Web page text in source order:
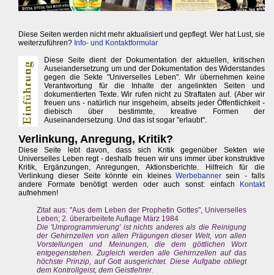
Diese Seiten werden nicht mehr aktualisiert und gepflegt. Wer hat Lust, sie
weiterzuführen? Info- und Kontaktformular
Diese Seite dient der Dokumentation der aktuellen, kritischen
Auseiandersetzung um und der Dokumentation des Widerstandes
gegen die Sekte "Universelles Leben". Wir übernehmen keine
Verantwortung für die Inhalte der angelinkten Seiten und
dokumentierten Texte. Wir rufen nicht zu Straftaten auf. (Aber wir
freuen uns - natürlich nur insgeheim, abseits jeder Öffentlichkeit -
diebisch über bestimmte, kreative Formen der
Auseinandersetzung. Und das ist sogar "erlaubt".
Verlinkung, Anregung, Kritik?
Diese Seite lebt davon, dass sich Kritik gegenüber Sekten wie
Universelles Leben regt - deshalb freuen wir uns immer über konstruktive
Kritik, Ergänzungen, Anregungen, Aktionsberichte. Hilfreich für die
Verlinkung dieser Seite könnte ein kleinesWerbebanner sein - falls
andere Formate benötigt werden oder auch sonst: einfach Kontakt
aufnehmen!
Zitat aus: "Aus dem Leben der Prophetin Gottes", Universelles
Leben; 2. überarbeitete Auflage März 1984
Die 'Umprogrammierung' ist nichts anderes als die Reinigung
der Gehirnzellen von allen Prägungen dieser Welt, von allen
Vorstellungen und Meinungen, die dem göttlichen Wort
entgegenstehen. Zugleich werden alle Gehirnzellen auf das
höchste Prinzip, auf Gott ausgerichtet. Diese Aufgabe obliegt
dem Kontrollgeist, dem Geistlehrer.